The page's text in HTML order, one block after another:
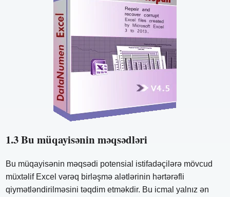
1.3 Bu müqayisənin məqsədləri
Bu müqayisənin məqsədi potensial istifadəçilərə mövcud
müxtəlif Excel vərəq birləşmə alətlərinin hərtərəfli
qiymətləndirilməsini təqdim etməkdir. Bu icmal yalnız ən